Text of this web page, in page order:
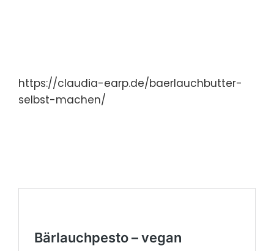
https://claudia-earp.de/baerlauchbutter-
selbst-machen/